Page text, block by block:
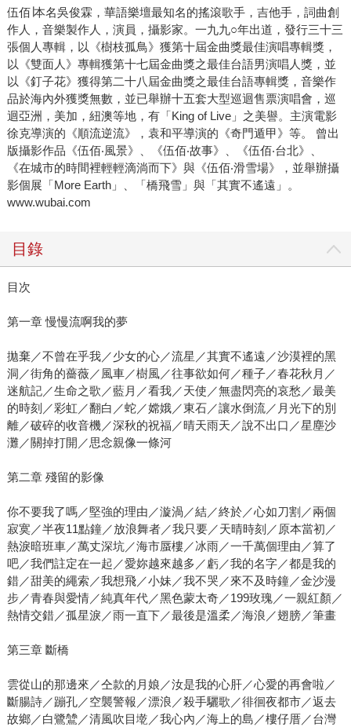
伍佰∣本名吳俊霖，華語樂壇最知名的搖滾歌手，吉他手，詞曲創
作人，音樂製作人，演員，攝影家。一九九○年出道，發行三十三
張個人專輯，以《樹枝孤鳥》獲第十屆金曲獎最佳演唱專輯獎，
以《雙面人》專輯獲第十七屆金曲獎之最佳台語男演唱人獎，並
以《釘子花》獲得第二十八屆金曲獎之最佳台語專輯獎，音樂作
品於海內外獲獎無數，並已舉辦十五套大型巡迴售票演唱會，巡
迴亞洲，美加，紐澳等地，有「King of Live」之美譽。主演電影
徐克導演的《順流逆流》，袁和平導演的《奇門遁甲》等。 曾出
版攝影作品《伍佰‧風景》、《伍佰‧故事》、《伍佰‧台北》、
《在城市的時間裡輕輕滴淌而下》與《伍佰‧滑雪場》，並舉辦攝
影個展「More Earth」、「橋飛雪」與「其實不遙遠」。
www.wubai.com
目錄
目次
第一章 慢慢流啊我的夢
拋棄／不曾在乎我／少女的心／流星／其實不遙遠／沙漠裡的黑
洞／街角的薔薇／風車／樹風／往事欲如何／種子／春花秋月／
迷航記／生命之歌／藍月／看我／天使／無盡閃亮的哀愁／最美
的時刻／彩虹／翻白／蛇／嫦娥／東石／讓水倒流／月光下的別
離／破碎的收音機／深秋的祝福／晴天雨天／說不出口／星塵沙
灘／關掉打開／思念親像一條河
第二章 殘留的影像
你不要我了嗎／堅強的理由／漩渦／結／終於／心如刀割／兩個
寂寞／半夜11點鐘／放浪舞者／我只要／天晴時刻／原本當初／
熱淚暗班車／萬丈深坑／海市蜃樓／冰雨／一千萬個理由／算了
吧／我們註定在一起／愛妳越來越多／虧／我的名字／都是我的
錯／甜美的繩索／我想飛／小妹／我不哭／來不及時鐘／金沙漫
步／青春與愛情／純真年代／黑色蒙太奇／199玫瑰／一親紅顏／
熱情交錯／孤星淚／雨一直下／最後是溫柔／海浪／翅膀／筆畫
第三章 斷橋
雲從山的那邊來／仝款的月娘／汝是我的心肝／心愛的再會啦／
斷腸詩／蹦孔／空襲警報／漂浪／殺手驪歌／徘徊夜都市／返去
故鄉／白鷺鷥／清風吹目墘／我心內／海上的島／樓仔厝／台灣